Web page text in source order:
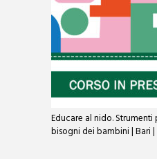
Educare al nido.
bisogni dei bambini | Bari